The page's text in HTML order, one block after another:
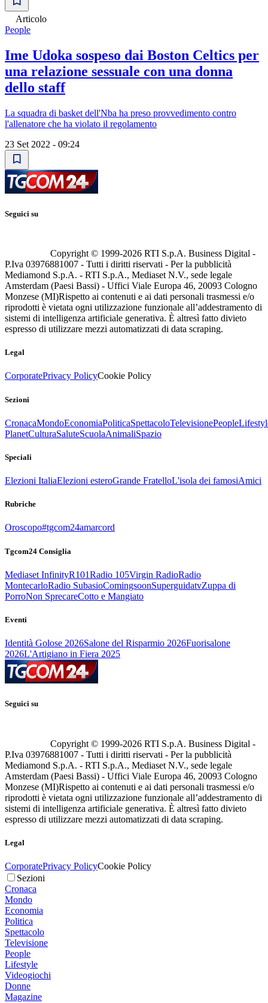
Articolo
People
Ime Udoka sospeso dai Boston Celtics per
una relazione sessuale con una donna
dello staff
La squadra di basket dell'Nba ha preso provvedimento contro
l'allenatore che ha violato il regolamento
23 Set 2022 - 09:24
Seguici su
Copyright © 1999-2026 RTI S.p.A. Business Digital -
P.Iva 03976881007 - Tutti i diritti riservati - Per la pubblicità
Mediamond S.p.A. - RTI S.p.A., Mediaset N.V., sede legale
Amsterdam (Paesi Bassi) - Uffici Viale Europa 46, 20093 Cologno
Monzese (MI)Rispetto ai contenuti e ai dati personali trasmessi e/o
riprodotti è vietata ogni utilizzazione funzionale all’addestramento di
sistemi di intelligenza artificiale generativa. È altresì fatto divieto
espresso di utilizzare mezzi automatizzati di data scraping.
Legal
CorporatePrivacy PolicyCookie Policy
Sezioni
CronacaMondoEconomiaPoliticaSpettacoloTelevisionePeople
PlanetCulturaSaluteScuolaAnimaliSpazio
Speciali
Elezioni ItaliaElezioni esteroGrande FratelloL'isola dei famosiAmici
Rubriche
Oroscopo#tgcom24amarcord
Tgcom24 Consiglia
Mediaset InfinityR101Radio 105Virgin RadioRadio
MontecarloRadio SubasioComingsoonSuperguidatvZuppa di
PorroNon SprecareCotto e Mangiato
Eventi
Identità Golose 2026Salone del Risparmio 2026Fuorisalone
2026L'Artigiano in Fiera 2025
Seguici su
Copyright © 1999-2026 RTI S.p.A. Business Digital -
P.Iva 03976881007 - Tutti i diritti riservati - Per la pubblicità
Mediamond S.p.A. - RTI S.p.A., Mediaset N.V., sede legale
Amsterdam (Paesi Bassi) - Uffici Viale Europa 46, 20093 Cologno
Monzese (MI)Rispetto ai contenuti e ai dati personali trasmessi e/o
riprodotti è vietata ogni utilizzazione funzionale all’addestramento di
sistemi di intelligenza artificiale generativa. È altresì fatto divieto
espresso di utilizzare mezzi automatizzati di data scraping.
Legal
CorporatePrivacy PolicyCookie Policy
Sezioni
Cronaca
Mondo
Economia
Politica
Spettacolo
Televisione
People
Lifestyle
Videogiochi
Donne
Magazine